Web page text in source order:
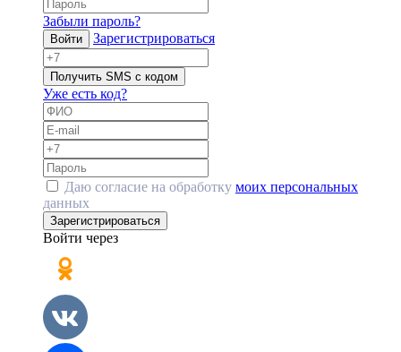
Забыли пароль?
Войти Зарегистрироваться
Получить SMS с кодом
Уже есть код?
Даю согласие на обработку моих персональных
данных
Зарегистрироваться
Войти через